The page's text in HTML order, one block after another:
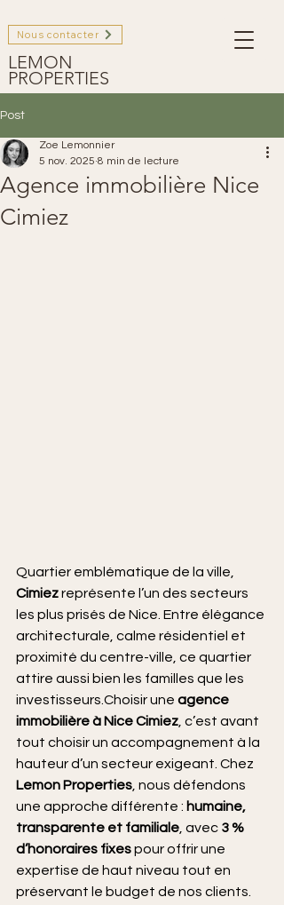
LEMON
PROPERTIES
Nous contacter
Post
Agence immobilière Nice
Cimiez
Zoe Lemonnier
5 nov. 2025 8 min de lecture
Quartier emblématique de la ville,
Cimiez représente l’un des secteurs
les plus prisés de Nice. Entre élégance
architecturale, calme résidentiel et
proximité du centre-ville, ce quartier
attire aussi bien les familles que les
investisseurs.Choisir une agence
immobilière à Nice Cimiez , c’est avant
tout choisir un accompagnement à la
hauteur d’un secteur exigeant. Chez
Lemon Properties , nous défendons
une approche différente : humaine,
transparente et familiale , avec 3 %
d’honoraires fixes pour offrir une
expertise de haut niveau tout en
préservant le budget de nos clients.